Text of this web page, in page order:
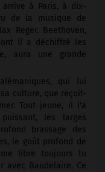
à Paris, à dix-
de la musique de
Reger. Beethoven,
il a déchiffré les
aura une grande
qui lui
culture, que reçoit-
Tout jeune, il l'a
les larges
brassage des
le goût profond de
libre toujours tu
avec Baudelaire. Ce